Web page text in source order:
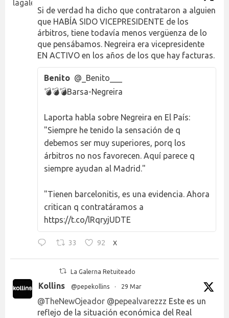
Si de verdad ha dicho que contrataron a alguien
que HABÍA SIDO VICEPRESIDENTE de los
árbitros, tiene todavía menos vergüenza de lo
que pensábamos. Negreira era vicepresidente
EN ACTIVO en los años de los que hay facturas.
Benito @_Benito___
💣💣💣Barsa-Negreira
Laporta habla sobre Negreira en El País:
"Siempre he tenido la sensación de q
debemos ser muy superiores, porq los
árbitros no nos favorecen. Aquí parece q
siempre ayudan al Madrid."
"Tienen barcelonitis, es una evidencia. Ahora
critican q contratáramos a
https://t.co/lRqryjUDTE
33 92 X
La Galerna Retuiteado
Kollins @pepekollins · 29 Mar
@TheNewOjeador @pepealvarezzz Este es un
reflejo de la situación económica del Real